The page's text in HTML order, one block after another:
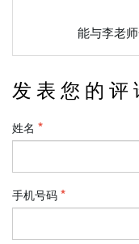
能与李老
发 表 您 的 评
姓名
手机号码